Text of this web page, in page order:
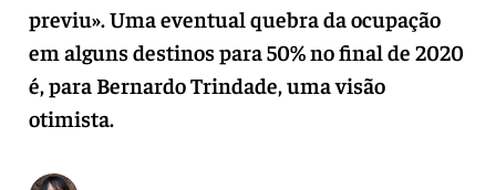
previu». Uma eventual quebra da ocupação
em alguns destinos para 50% no final de 2020
é, para Bernardo Trindade, uma visão
otimista.